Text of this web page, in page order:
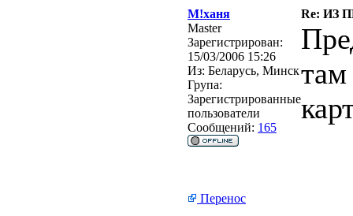
М!ханя
Re: ИЗ
Master
Зарегистрирован:
15/03/2006 15:26
Из: Беларусь, Минск
Група:
Зарегистрированные
пользователи
Сообщений: 165
Перенос